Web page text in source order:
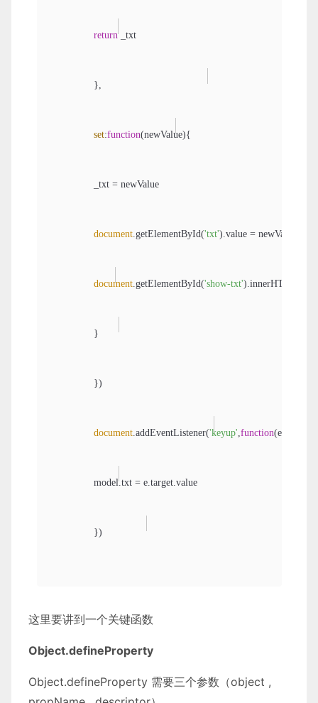
return _txt
set:function(newValue){
document.getElementById('txt').value = newValue
document.getElementById('show-txt').innerHTML =
document.addEventListener('keyup',function(e)
这里要讲到一个关键函数
Object.defineProperty
Object.defineProperty 需要三个参数（object ,